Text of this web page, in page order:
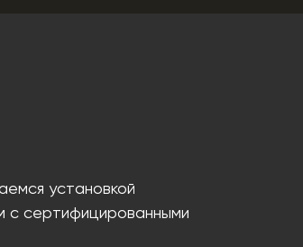
установкой
с сертифицированными